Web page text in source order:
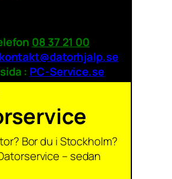
08 37 21 00
kontakt@datorhjalp.se
: PC-Service.se
Bor du i Stockholm?
– sedan